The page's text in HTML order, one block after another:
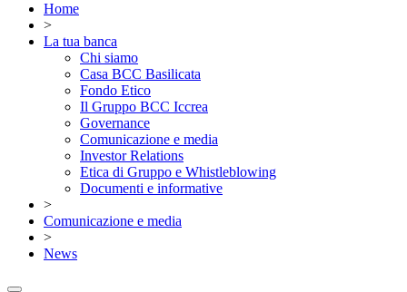
Home
>
La tua banca
Chi siamo
Casa BCC Basilicata
Fondo Etico
Il Gruppo BCC Iccrea
Governance
Comunicazione e media
Investor Relations
Etica di Gruppo e Whistleblowing
Documenti e informative
>
Comunicazione e media
>
News